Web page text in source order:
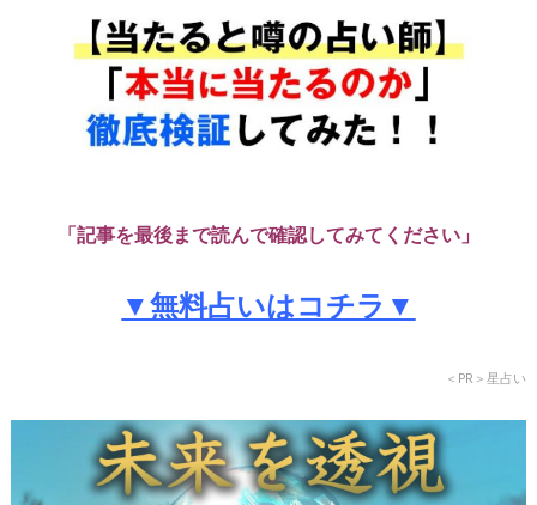
「記事を最後まで読んで確認してみてください」
▼無料占いはコチラ▼
＜PR＞星占い